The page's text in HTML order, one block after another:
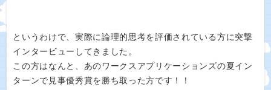
というわけで、実際に論理的思考を評価されている方に突撃
インタービューしてきました。
この方はなんと、あのワークスアプリケーションズの夏イン
ターンで見事優秀賞を勝ち取った方です！！